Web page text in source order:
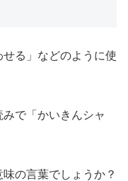
せる」などのように使
みで「かいきんシャ
の言葉でしょうか？